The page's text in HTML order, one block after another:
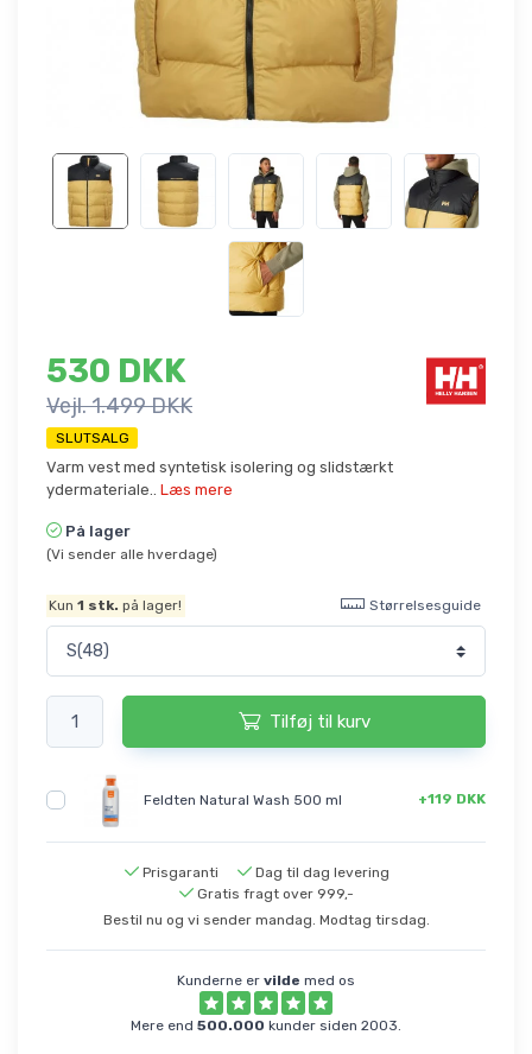
530 DKK
Vejl. 1.499 DKK
SLUTSALG
Varm vest med syntetisk isolering og slidstærkt
ydermateriale.. Læs mere
På lager
(Vi sender alle hverdage)
Kun1 stk. på lager! Størrelsesguide
Tilføj til kurv
Feldten Natural Wash 500 ml +119 DKK
Prisgaranti
Dag til dag levering
Gratis fragt over 999,-
Bestil nu og vi sender mandag. Modtag tirsdag.
Kunderne er vilde med os
Mere end 500.000 kunder siden 2003.